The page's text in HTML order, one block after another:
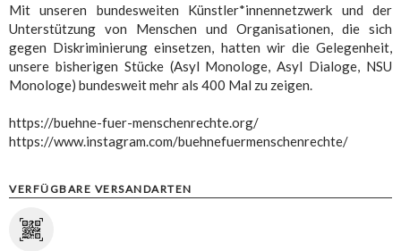
Mit unseren bundesweiten Künstler*innennetzwerk und der
Unterstützung von Menschen und Organisationen, die sich
gegen Diskriminierung einsetzen, hatten wir die Gelegenheit,
unsere bisherigen Stücke (Asyl Monologe, Asyl Dialoge, NSU
Monologe) bundesweit mehr als 400 Mal zu zeigen.
https://buehne-fuer-menschenrechte.org/
https://www.instagram.com/buehnefuermenschenrechte/
VERFÜGBARE VERSANDARTEN